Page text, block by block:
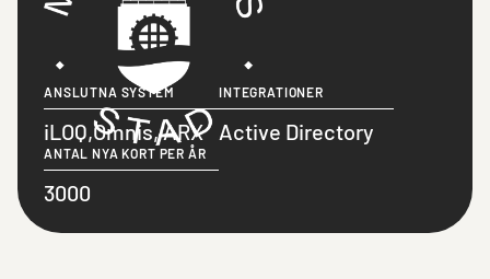
ANSLUTNA SYSTEM
iLOQ,Omnis, ARX
INTEGRATIONER
Active Directory
ANTAL NYA KORT PER ÅR
3000